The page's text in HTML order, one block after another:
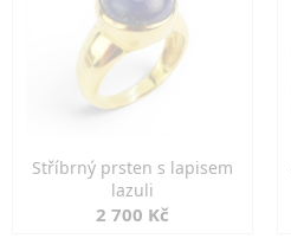
Stříbrný prsten s lapisem
lazuli
2 700 Kč